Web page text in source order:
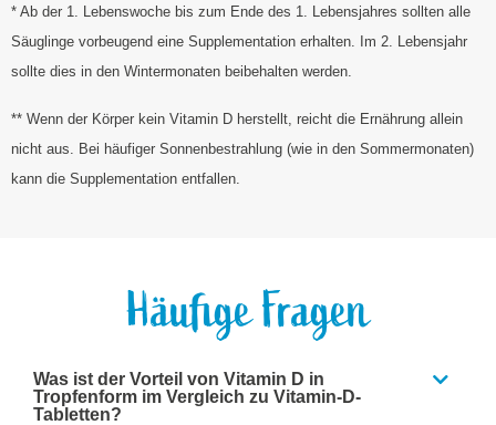
* Ab der 1. Lebenswoche bis zum Ende des 1. Lebensjahres sollten alle
Säuglinge vorbeugend eine Supplementation erhalten. Im 2. Lebensjahr
sollte dies in den Wintermonaten beibehalten werden.
** Wenn der Körper kein Vitamin D herstellt, reicht die Ernährung allein
nicht aus. Bei häufiger Sonnenbestrahlung (wie in den Sommermonaten)
kann die Supplementation entfallen.
Häufige Fragen
Was ist der Vorteil von Vitamin D in
Tropfenform im Vergleich zu Vitamin-D-
Tabletten?